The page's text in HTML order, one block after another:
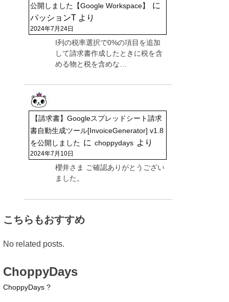
公開しました【Google Workspace】
に
パッションT より
2024年7月24日
I列の税率選択で0%の項目を追加
して請求書作成したときに税を含
める物と税を含めな…
【請求書】Googleスプレッドシート請求
書自動生成ツール[InvoiceGenerator] v1.8
を公開しました に choppydays より
2024年7月10日
櫻井さま ご確認ありがとうござい
ました。
こちらもおすすめ
No related posts.
ChoppyDays
ChoppyDays ?